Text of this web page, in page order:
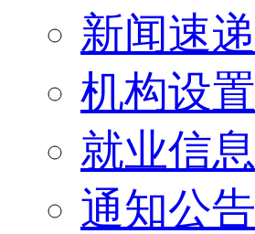
新闻速递
机构设置
就业信息
通知公告